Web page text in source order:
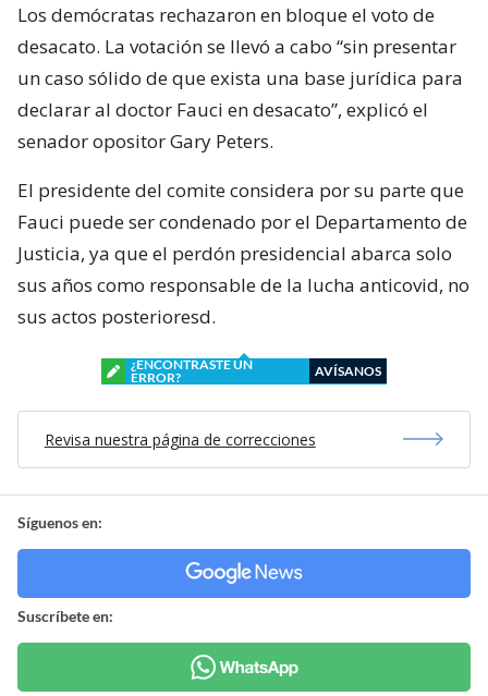
Los demócratas rechazaron en bloque el voto de
desacato. La votación se llevó a cabo “sin presentar
un caso sólido de que exista una base jurídica para
declarar al doctor Fauci en desacato”, explicó el
senador opositor Gary Peters.
El presidente del comite considera por su parte que
Fauci puede ser condenado por el Departamento de
Justicia, ya que el perdón presidencial abarca solo
sus años como responsable de la lucha anticovid, no
sus actos posterioresd.
¿ENCONTRASTE UN
ERROR?
AVÍSANOS
Revisa nuestra página de correcciones
Síguenos en:
Suscríbete en: